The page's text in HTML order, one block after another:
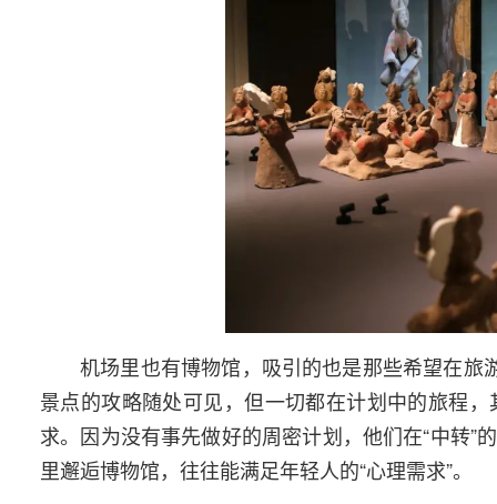
机场里也有博物馆，吸引的也是那些希望在旅
景点的攻略随处可见，但一切都在计划中的旅程
求。因为没有事先做好的周密计划，他们在“中转
里邂逅博物馆，往往能满足年轻人的“心理需求”。